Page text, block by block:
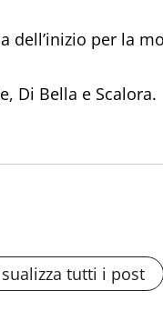
per la
Di Bella e Scalora.
tutti i post